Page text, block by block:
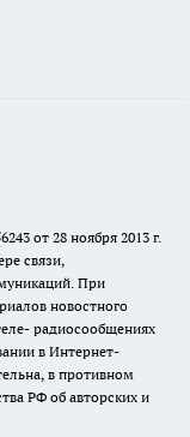
от 28 ноября 2013 г.
связи,
При
новостного
радиосообщениях
в Интернет-
в противном
РФ об авторских и